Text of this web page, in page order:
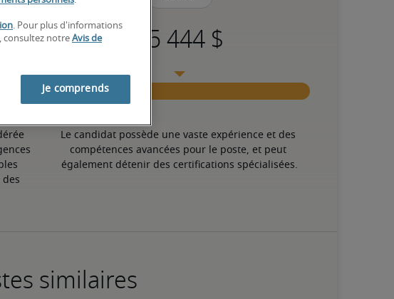
Le candidat possède une vaste expérience et des
compétences avancées pour le poste, et peut
également détenir des certifications spécialisées.
similaires
. Pour plus d'informations
consultez notre Avis de
Je comprends